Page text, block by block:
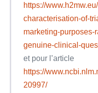
https://
characterisation-of-
marketing-purposes-
genuine-clinical-
et pour l’article
https://
20997/